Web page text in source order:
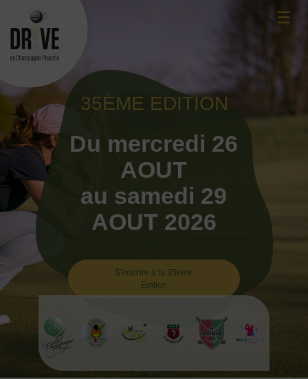
content
☰
35ÈME EDITION
Du mercredi 26
AOUT
au samedi 29
AOUT 2026
S'inscrire à la 35ème
Edition